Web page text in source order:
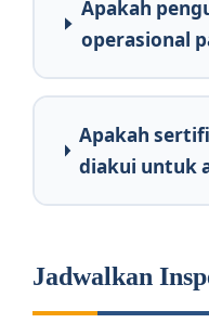
Apakah
operasional
Apakah
diakui untuk
Jadwalkan